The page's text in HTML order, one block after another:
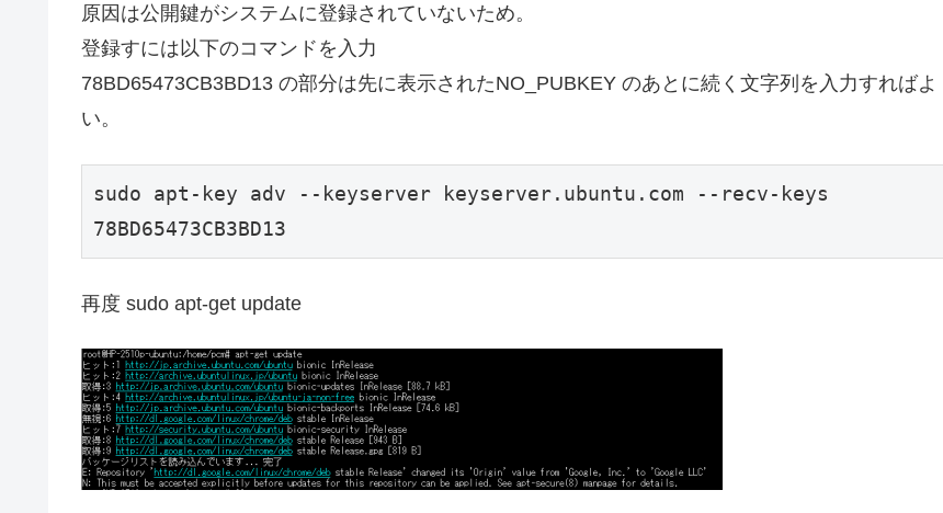
原因は公開鍵がシステムに登録されていないため。
登録すには以下のコマンドを入力
78BD65473CB3BD13 の部分は先に表示されたNO_PUBKEY のあとに続く文字列を入力すればよ
い。
sudo apt-key adv --keyserver keyserver.ubuntu.com --recv-keys
78BD65473CB3BD13
再度 sudo apt-get update